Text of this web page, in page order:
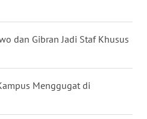
dan Gibran Jadi Staf Khusus
Menggugat di